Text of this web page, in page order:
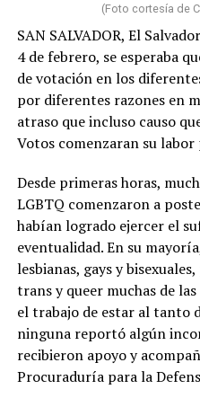
(Foto cortesía de
SAN SALVADOR, El Salvador
4 de febrero, se esperaba
de votación en los
por diferentes razones en
atraso que incluso causo
Votos comenzaran su labor
Desde primeras horas,
LGBTQ comenzaron a
habían logrado ejercer el
eventualidad. En su
lesbianas, gays y
trans y queer muchas de
el trabajo de estar al tanto
ninguna reportó algún
recibieron apoyo y
Procuraduría para la